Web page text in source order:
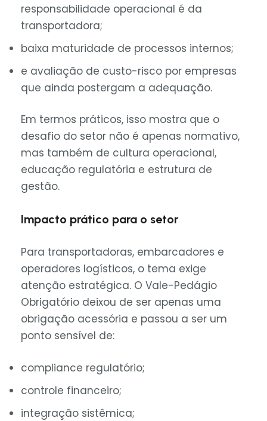
responsabilidade operacional é da
transportadora;
baixa maturidade de processos internos;
e avaliação de custo-risco por empresas
que ainda postergam a adequação.
Em termos práticos, isso mostra que o
desafio do setor não é apenas normativo,
mas também de cultura operacional,
educação regulatória e estrutura de
gestão.
Impacto prático para o setor
Para transportadoras, embarcadores e
operadores logísticos, o tema exige
atenção estratégica. O Vale-Pedágio
Obrigatório deixou de ser apenas uma
obrigação acessória e passou a ser um
ponto sensível de:
compliance regulatório;
controle financeiro;
integração sistêmica;